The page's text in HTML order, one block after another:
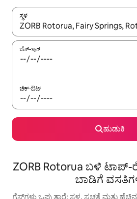
ಸ್ಥಳ
ಫಲಿತಾಂಶಗಳು ಲಭ್ಯವಿರುವಾಗ, ಅಪ್ ಮತ್ತು
ಚೆಕ್-ಇನ್
ಚೆಕ್-ಔಟ್
ಹುಡುಕಿ
ZORB Rotorua ಬಳಿ
ಬಾಡಿಗೆ
ಗೆಸ್ಟ್‌ಗಳು ಒಪ್ಪುತ್ತಾರೆ: ಸ್ಥಳ, ಸ್ವಚ್ಛತೆ ಮತ್ತು